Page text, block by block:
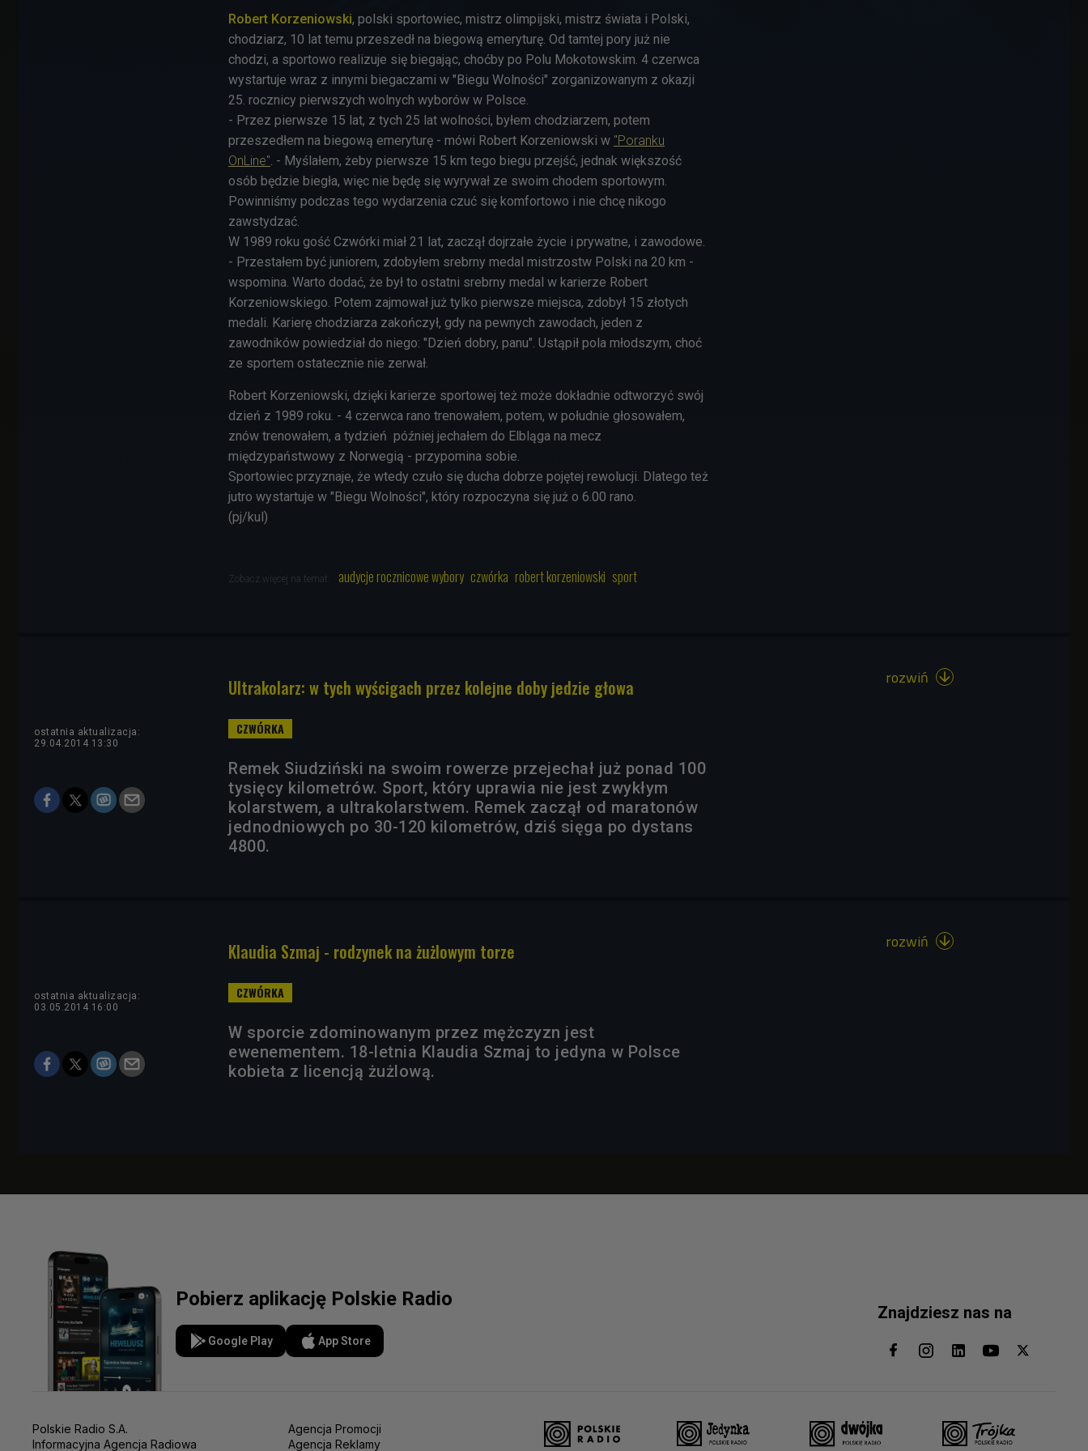
Robert Korzeniowski, polski sportowiec, mistrz olimpijski, mistrz świata i Polski,
chodziarz, 10 lat temu przeszedł na biegową emeryturę. Od tamtej pory już nie
chodzi, a sportowo realizuje się biegając, choćby po Polu Mokotowskim. 4 czerwca
wystartuje wraz z innymi biegaczami w "Biegu Wolności" zorganizowanym z okazji
25. rocznicy pierwszych wolnych wyborów w Polsce.
- Przez pierwsze 15 lat, z tych 25 lat wolności, byłem chodziarzem, potem
przeszedłem na biegową emeryturę - mówi Robert Korzeniowski w "Poranku
OnLine". - Myślałem, żeby pierwsze 15 km tego biegu przejść, jednak większość
osób będzie biegła, więc nie będę się wyrywał ze swoim chodem sportowym.
Powinniśmy podczas tego wydarzenia czuć się komfortowo i nie chcę nikogo
zawstydzać.
W 1989 roku gość Czwórki miał 21 lat, zaczął dojrzałe życie i prywatne, i zawodowe.
- Przestałem być juniorem, zdobyłem srebrny medal mistrzostw Polski na 20 km -
wspomina. Warto dodać, że był to ostatni srebrny medal w karierze Robert
Korzeniowskiego. Potem zajmował już tylko pierwsze miejsca, zdobył 15 złotych
medali. Karierę chodziarza zakończył, gdy na pewnych zawodach, jeden z
zawodników powiedział do niego: "Dzień dobry, panu". Ustąpił pola młodszym, choć
ze sportem ostatecznie nie zerwał.
Robert Korzeniowski, dzięki karierze sportowej też może dokładnie odtworzyć swój
dzień z 1989 roku. - 4 czerwca rano trenowałem, potem, w południe głosowałem,
znów trenowałem, a tydzień później jechałem do Elbląga na mecz
międzypaństwowy z Norwegią - przypomina sobie.
Sportowiec przyznaje, że wtedy czuło się ducha dobrze pojętej rewolucji. Dlatego też
jutro wystartuje w "Biegu Wolności", który rozpoczyna się już o 6.00 rano.
(pj/kul)
Zobacz więcej na temat: audycje rocznicowe wybory czwórka robert korzeniowski sport
Ultrakolarz: w tych wyścigach przez kolejne doby jedzie głowa
ostatnia aktualizacja:
29.04.2014 13:30
Remek Siudziński na swoim rowerze przejechał już ponad 100
tysięcy kilometrów. Sport, który uprawia nie jest zwykłym
kolarstwem, a ultrakolarstwem. Remek zaczął od maratonów
jednodniowych po 30-120 kilometrów, dziś sięga po dystans
4800.
rozwiń 
Klaudia Szmaj - rodzynek na żużlowym torze
ostatnia aktualizacja:
03.05.2014 16:00
W sporcie zdominowanym przez mężczyzn jest
ewenementem. 18-letnia Klaudia Szmaj to jedyna w Polsce
kobieta z licencją żużlową.
rozwiń 
Pobierz aplikację Polskie Radio
Google Play App Store
Znajdziesz nas na
Polskie Radio S.A.
Informacyjna Agencja Radiowa
Agencja Promocji
Agencja Reklamy